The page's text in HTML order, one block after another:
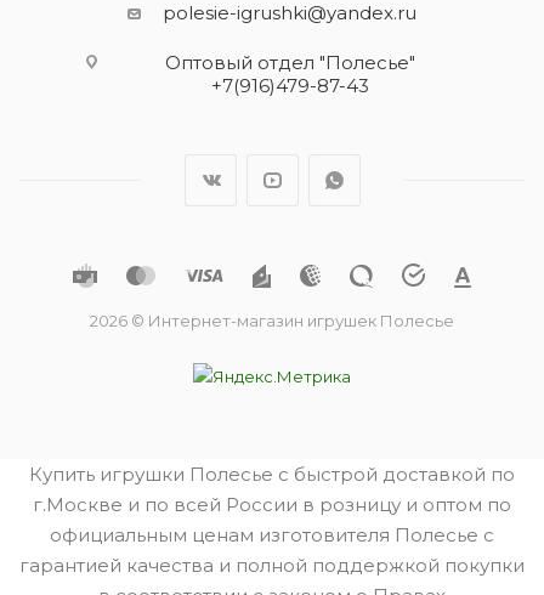
polesie-igrushki@yandex.ru
Оптовый отдел "Полесье"
+7(916)479-87-43
2026 © Интернет-магазин игрушек Полесье
Купить игрушки Полесье с быстрой доставкой по
г.Москве и по всей России в розницу и оптом по
официальным ценам изготовителя Полесье с
гарантией качества и полной поддержкой покупки